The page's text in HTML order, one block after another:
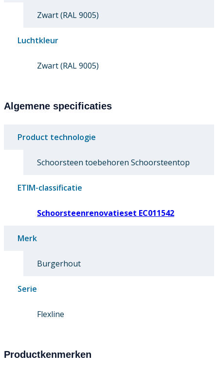
Zwart (RAL 9005)
Luchtkleur
Zwart (RAL 9005)
Algemene specificaties
Product technologie
Schoorsteen toebehoren Schoorsteentop
ETIM-classificatie
Schoorsteenrenovatieset EC011542
Merk
Burgerhout
Serie
Flexline
Productkenmerken